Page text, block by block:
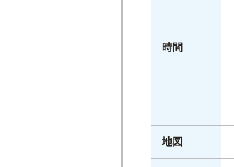
時間
地図